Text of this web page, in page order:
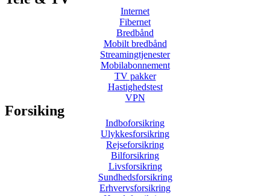
Internet
Fibernet
Bredbånd
Mobilt bredbånd
Streamingtjenester
Mobilabonnement
TV pakker
Hastighedstest
VPN
Forsiking
Indboforsikring
Ulykkesforsikring
Rejseforsikring
Bilforsikring
Livsforsikring
Sundhedsforsikring
Erhvervsforsikring